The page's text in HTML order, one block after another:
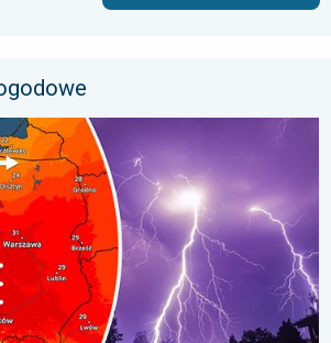
ochłodzenie. Ostrzeżenie pogodowe. . .